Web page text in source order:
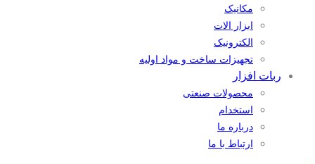
مکانیک
ابزار الات
الکترونیک
تجهیزات ساخت و مواد اولیه
ربات افزار
محصولات صنعتی
استخدام
درباره ما
ارتباط با ما